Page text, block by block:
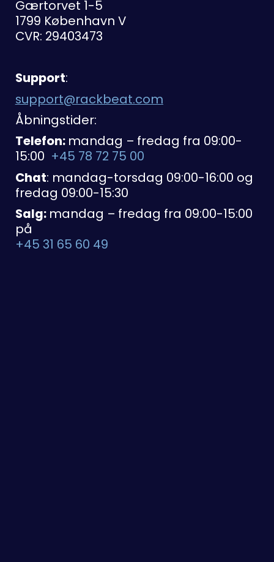
Gærtorvet 1-5
1799 København V
CVR: 29403473
Support:
support@rackbeat.com
Åbningstider:
Telefon: mandag – fredag fra 09:00-
15:00 +45 78 72 75 00
Chat: mandag-torsdag 09:00-16:00 og
fredag 09:00-15:30
Salg: mandag – fredag fra 09:00-15:00
på
+45 31 65 60 49